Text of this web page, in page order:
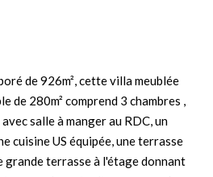
de 926m², cette villa meublée
de 280m² comprend 3 chambres ,
salle à manger au RDC, un
cuisine US équipée, une terrasse
grande terrasse à l'étage donnant